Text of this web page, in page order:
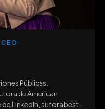
Públicas.
de American
de LinkedIn, autora best-